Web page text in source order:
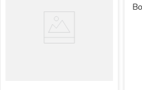
reversion-de-pago